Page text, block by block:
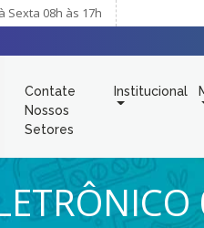
Sexta 08h às 17h
Contate
Nossos
Setores
Institucional